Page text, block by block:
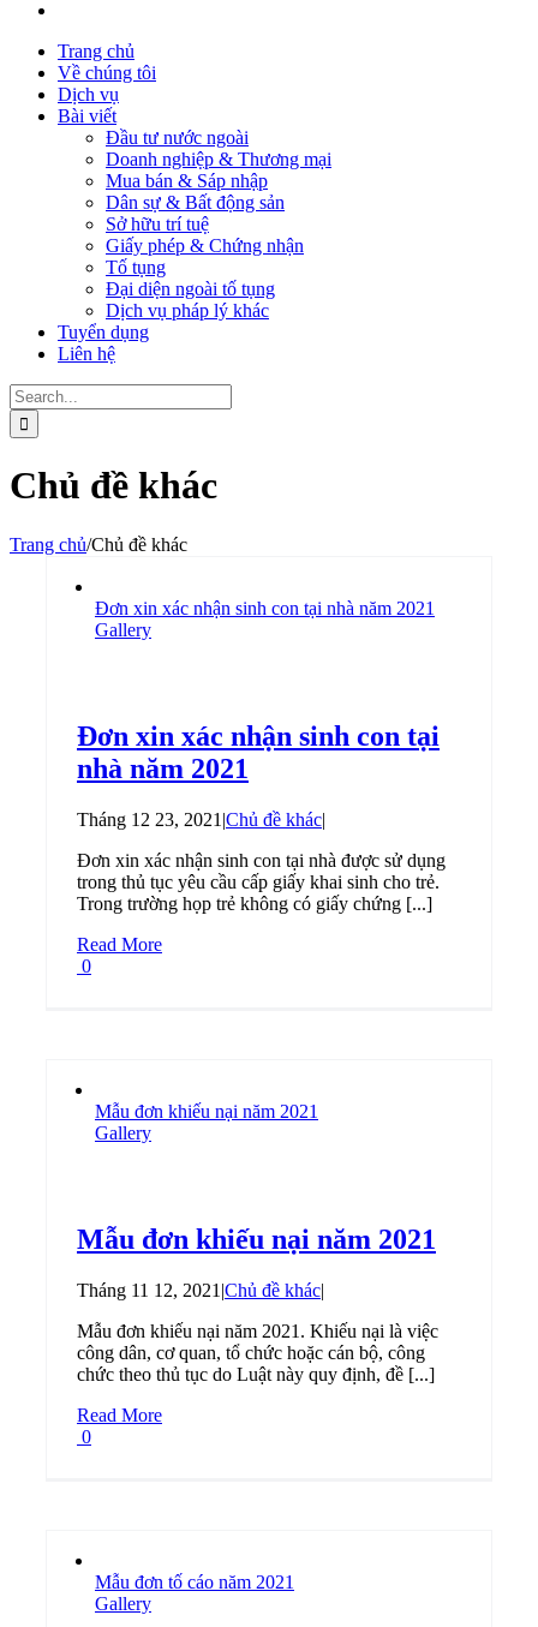
Trang chủ
Về chúng tôi
Dịch vụ
Bài viết
Đầu tư nước ngoài
Doanh nghiệp & Thương mại
Mua bán & Sáp nhập
Dân sự & Bất động sản
Sở hữu trí tuệ
Giấy phép & Chứng nhận
Tố tụng
Đại diện ngoài tố tụng
Dịch vụ pháp lý khác
Tuyển dụng
Liên hệ
Search
for:
Chủ đề khác
Trang chủ/Chủ đề khác
Đơn xin xác nhận sinh con tại nhà năm 2021
Gallery
Đơn xin xác nhận sinh con tại
nhà năm 2021
Tháng 12 23, 2021 |Chủ đề khác|
Đơn xin xác nhận sinh con tại nhà được sử dụng
trong thủ tục yêu cầu cấp giấy khai sinh cho trẻ.
Trong trường họp trẻ không có giấy chứng [...]
Read More
0
Mẫu đơn khiếu nại năm 2021
Gallery
Mẫu đơn khiếu nại năm 2021
Tháng 11 12, 2021 |Chủ đề khác|
Mẫu đơn khiếu nại năm 2021. Khiếu nại là việc
công dân, cơ quan, tổ chức hoặc cán bộ, công
chức theo thủ tục do Luật này quy định, đề [...]
Read More
0
Mẫu đơn tố cáo năm 2021
Gallery